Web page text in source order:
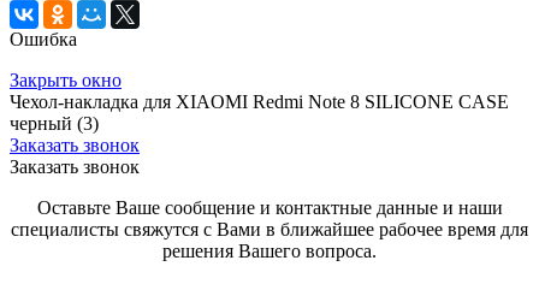
Ошибка
Закрыть окно
Чехол-накладка для XIAOMI Redmi Note 8 SILICONE CASE
черный (3)
Заказать звонок
Заказать звонок
Оставьте Ваше сообщение и контактные данные и наши
специалисты свяжутся с Вами в ближайшее рабочее время для
решения Вашего вопроса.